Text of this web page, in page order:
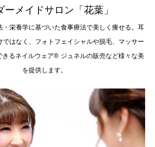
ーメイドサロン「花葉」
・栄養学に基づいた食事療法で美しく痩せる。耳
ではなく、フォトフェイシャルや脱毛、マッサー
きるネイルウェア®︎ ジュネルの販売など様々な美
を提供します。